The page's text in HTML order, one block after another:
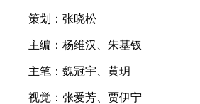
策划：张晓松
主编：杨维汉、朱基钗
主笔：魏冠宇、黄玥
视觉：张爱芳、贾伊宁